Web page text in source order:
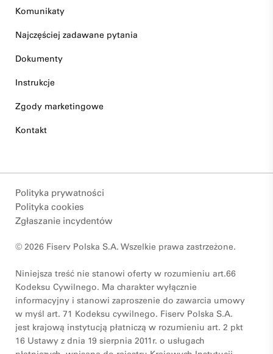
Komunikaty
Najczęściej zadawane pytania
Dokumenty
Instrukcje
Zgody marketingowe
Kontakt
Polityka prywatności
Polityka cookies
Zgłaszanie incydentów
© 2026 Fiserv Polska S.A. Wszelkie prawa zastrzeżone.
Niniejsza treść nie stanowi oferty w rozumieniu art.66
Kodeksu Cywilnego. Ma charakter wyłącznie
informacyjny i stanowi zaproszenie do zawarcia umowy
w myśl art. 71 Kodeksu cywilnego. Fiserv Polska S.A.
jest krajową instytucją płatniczą w rozumieniu art. 2 pkt
16 Ustawy z dnia 19 sierpnia 2011r. o usługach